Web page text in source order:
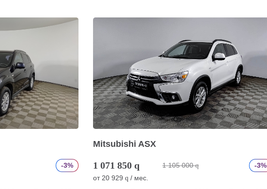
-3%
Mitsubishi ASX
1 071 850 q 1 105 000 q
-3%
от 20 929 q / мес.